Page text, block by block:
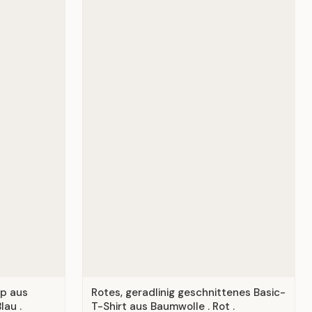
aus
.
Rotes, geradlinig geschnittenes Basic-
T-Shirt aus Baumwolle . Rot .